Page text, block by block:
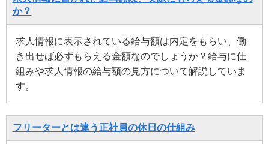
か？
求人情報に表示されている給与額は内定をもらい、働
き出せば必ずもらえる金額なのでしょうか？給与に仕
組みや求人情報の給与額の見方について解説していま
す。
フリーターとは違う正社員の休日の仕組み